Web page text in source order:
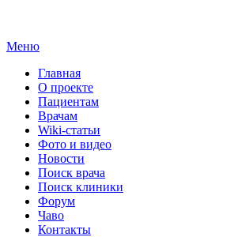
Меню
Главная
О проекте
Пациентам
Врачам
Wiki-статьи
Фото и видео
Новости
Поиск врача
Поиск клиники
Форум
Чаво
Контакты